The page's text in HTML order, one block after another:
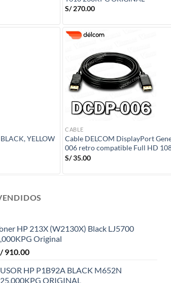
S/270.00
YELLOW
CABLE
Cable DELCOM DisplayPort
006 retro compatible Full HD
S/35.00
HP 213X (W2130X) Black LJ5700
Original
910.00
HP P1B92A BLACK M652N
ORIGINAL